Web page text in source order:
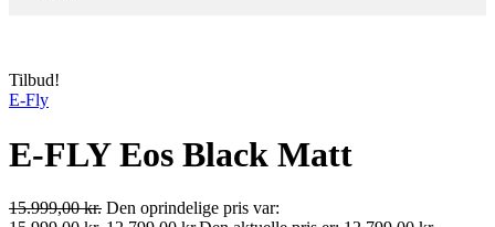
Tilbud!
E-Fly
E-FLY Eos Black Matt
15.999,00kr. Den oprindelige pris var: